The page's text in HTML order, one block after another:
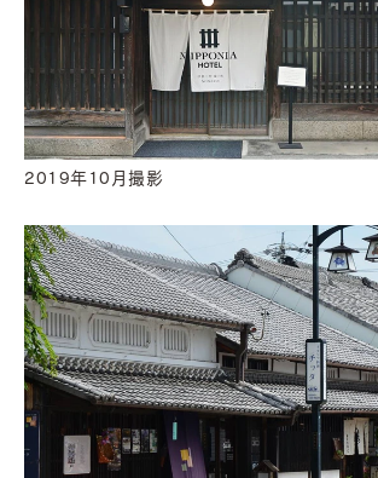
2019年10月撮影